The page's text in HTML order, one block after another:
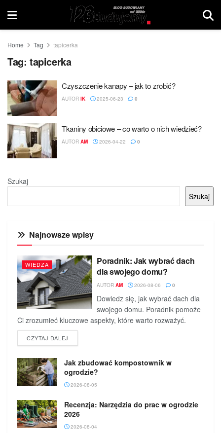
Home Tag tapicerka
Tag: tapicerka
Czyszczenie kanapy – jak to zrobić?
AUTOR IK 2025-06-23 0
Tkaniny obiciowe – co warto o nich wiedzieć?
AUTOR AM 2026-04-22 0
Szukaj
Szukaj
Najnowsze wpisy
WIEDZA
Poradnik: Jak wybrać dach
dla swojego domu?
AUTOR AM 2026-08-06 0
Dowiedz się, jak wybrać dach dla
swojego domu. Poradnik pomoże
Ci zrozumieć kluczowe aspekty, które warto rozważyć.
CZYTAJ DALEJ
Jak zbudować kompostownik w
ogrodzie?
2026-08-05
Recenzja: Narzędzia do prac w ogrodzie
2026
2026-08-04